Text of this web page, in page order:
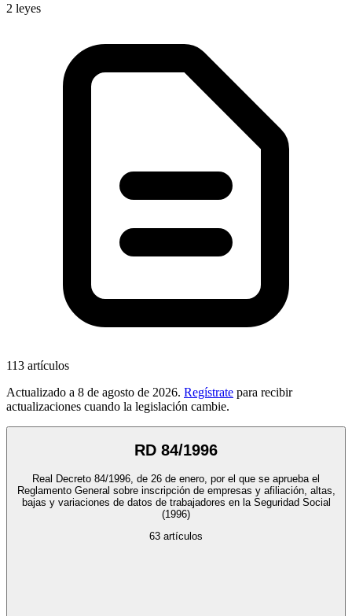
2 leyes
113 artículos
Actualizado a 8 de agosto de 2026. Regístrate para recibir
actualizaciones cuando la legislación cambie.
RD 84/1996
Real Decreto 84/1996, de 26 de enero, por el que se aprueba el
Reglamento General sobre inscripción de empresas y afiliación, altas,
bajas y variaciones de datos de trabajadores en la Seguridad Social
(1996)
63 artículos